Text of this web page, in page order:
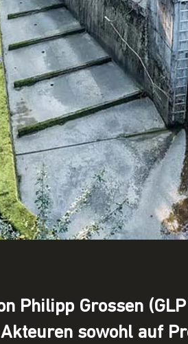
Philipp Grossen
sowohl auf